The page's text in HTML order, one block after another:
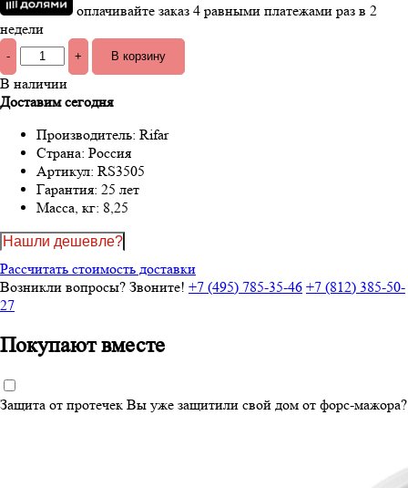
оплачивайте заказ 4 равными платежами раз в 2
недели
- +
В наличии
Доставим сегодня
Производитель: Rifar
Страна: Россия
Артикул: RS3505
Гарантия: 25 лет
Масса, кг: 8,25
Нашли дешевле?
Рассчитать стоимость доставки
Возникли вопросы? Звоните! +7 (495) 785-35-46 +7 (812) 385-50-
27
Покупают вместе
Защита от протечек Вы уже защитили свой дом от форс-мажора?